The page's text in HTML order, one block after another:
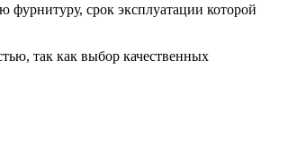
срок эксплуатации которой
так как выбор качественных